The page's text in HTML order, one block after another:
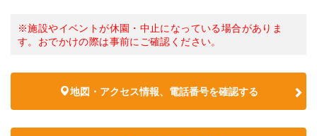
※施設やイベントが休園・中止になっている場合がありま
す。おでかけの際は事前にご確認ください。
地図・アクセス情報、電話番号を確認する